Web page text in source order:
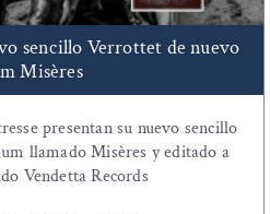
sencillo Verrottet de nuevo
Misères
presentan su nuevo sencillo
llamado Misères y editado a
Vendetta Records